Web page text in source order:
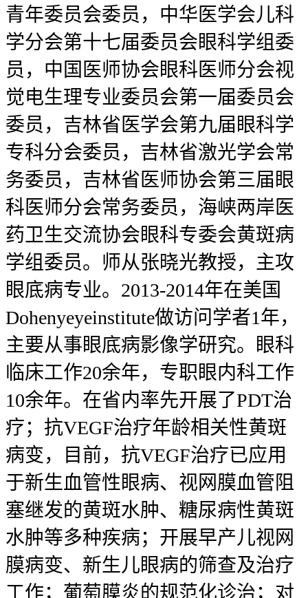
青年委员会委员，中华医学会儿科
学分会第十七届委员会眼科学组委
员，中国医师协会眼科医师分会视
觉电生理专业委员会第一届委员会
委员，吉林省医学会第九届眼科学
专科分会委员，吉林省激光学会常
务委员，吉林省医师协会第三届眼
科医师分会常务委员，海峡两岸医
药卫生交流协会眼科专委会黄斑病
学组委员。师从张晓光教授，主攻
眼底病专业。2013-2014年在美国
Dohenyeyeinstitute做访问学者1年，
主要从事眼底病影像学研究。眼科
临床工作20余年，专职眼内科工作
10余年。在省内率先开展了PDT治
疗；抗VEGF治疗年龄相关性黄斑
病变，目前，抗VEGF治疗已应用
于新生血管性眼病、视网膜血管阻
塞继发的黄斑水肿、糖尿病性黄斑
水肿等多种疾病；开展早产儿视网
膜病变、新生儿眼病的筛查及治疗
工作；葡萄膜炎的规范化诊治；对